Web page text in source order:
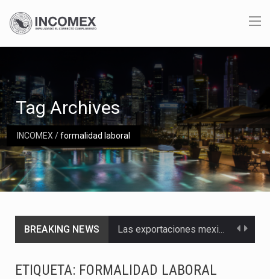
INCOMEX/formalidad laboral
Tag Archives
BREAKING NEWS Las exportaciones mexicanas de vehículos ligeros disminuyeron 9.67 % en julio a tasa anual, alcanzando…
ETIQUETA: FORMALIDAD LABORAL